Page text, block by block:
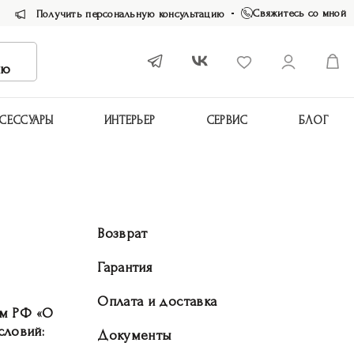
Получить персональную консультацию Свяжитесь со мной
ИНТЕРЬЕР СЕРВИС БЛОГ
РФ «О
Возврат
Гарантия
Оплата и доставка
Документы